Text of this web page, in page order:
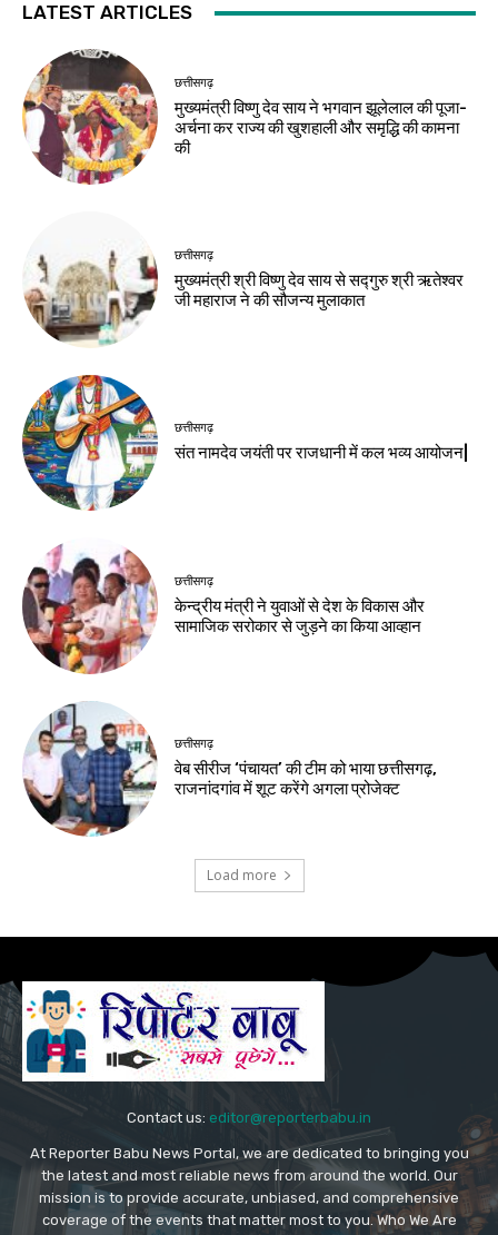
LATEST ARTICLES
छत्तीसगढ़
मुख्यमंत्री विष्णु देव साय ने भगवान झूलेलाल की पूजा-
अर्चना कर राज्य की खुशहाली और समृद्धि की कामना
की
छत्तीसगढ़
मुख्यमंत्री श्री विष्णु देव साय से सद्गुरु श्री ऋतेश्वर
जी महाराज ने की सौजन्य मुलाकात
छत्तीसगढ़
संत नामदेव जयंती पर राजधानी में कल भव्य आयोजन|
छत्तीसगढ़
केन्द्रीय मंत्री ने युवाओं से देश के विकास और
सामाजिक सरोकार से जुड़ने का किया आव्हान
छत्तीसगढ़
वेब सीरीज ‘पंचायत’ की टीम को भाया छत्तीसगढ़,
राजनांदगांव में शूट करेंगे अगला प्रोजेक्ट
Load more
Contact us: editor@reporterbabu.in
At Reporter Babu News Portal, we are dedicated to bringing you
the latest and most reliable news from around the world. Our
mission is to provide accurate, unbiased, and comprehensive
coverage of the events that matter most to you. Who We Are